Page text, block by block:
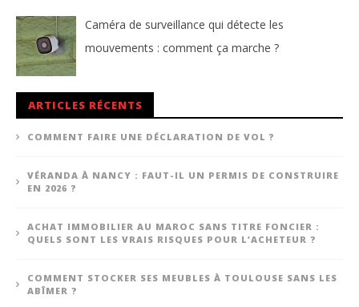
Caméra de surveillance qui détecte les
mouvements : comment ça marche ?
ARTICLES RÉCENTS
COMMENT FAIRE UNE DÉCLARATION DE VOL ?
VÉRANDA À NANCY : FAUT-IL UN PERMIS DE CONSTRUIRE
EN 2026 ?
ACHAT IMMOBILIER AU MAROC SANS TITRE FONCIER :
QUELS SONT LES VRAIS RISQUES POUR L’ACHETEUR ?
COMMENT STOCKER SES MEUBLES À TOULOUSE SANS LES
ABÎMER ?